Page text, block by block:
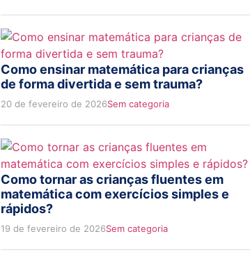
Como ensinar matemática para crianças
de forma divertida e sem trauma?
20 de fevereiro de 2026Sem categoria
Como tornar as crianças fluentes em
matemática com exercícios simples e
rápidos?
19 de fevereiro de 2026Sem categoria